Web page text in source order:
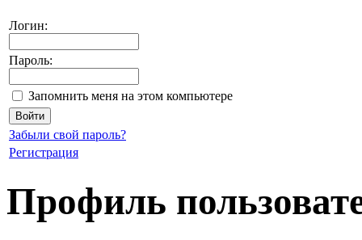
Логин:
Пароль:
Запомнить меня на этом компьютере
Забыли свой пароль?
Регистрация
Профиль